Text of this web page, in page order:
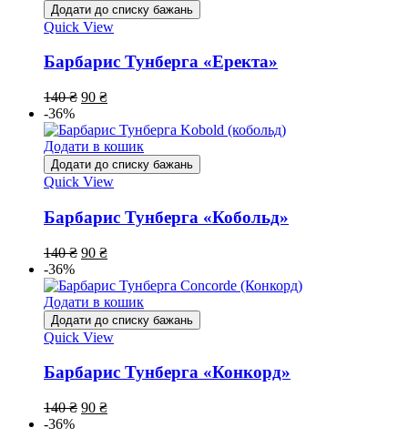
Додати до списку бажань
Quick View
Барбарис Тунберга «Еректа»
140₴ 90 ₴
-36%
Додати в кошик
Додати до списку бажань
Quick View
Барбарис Тунберга «Кобольд»
140₴ 90 ₴
-36%
Додати в кошик
Додати до списку бажань
Quick View
Барбарис Тунберга «Конкорд»
140₴ 90 ₴
-36%